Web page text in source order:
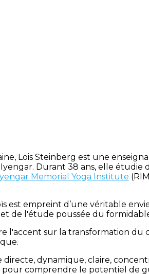
Lois Steinberg est une
Iyengar. Durant 38 ans, elle
Memorial Yoga Institute
est empreint d’une véritable
de l'étude poussée du
l'accent sur la transformation du
directe, dynamique, claire,
pour comprendre le potentiel de